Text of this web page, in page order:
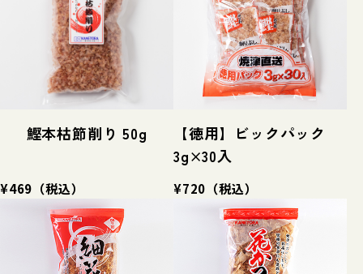
鰹本枯節削り 50g
¥469 （税込）
【徳用】ビックパック
3g×30入
¥720 （税込）